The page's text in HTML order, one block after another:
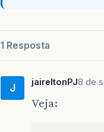
1 Resposta
J jaireltonPJ8 de
Veja: